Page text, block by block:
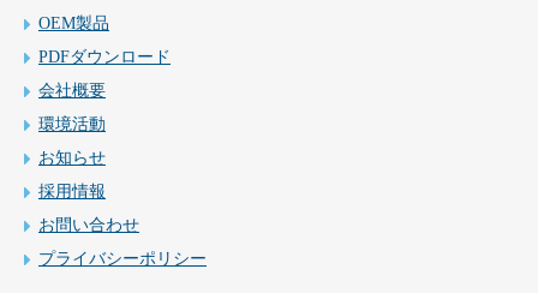
OEM製品
PDFダウンロード
会社概要
環境活動
お知らせ
採用情報
お問い合わせ
プライバシーポリシー